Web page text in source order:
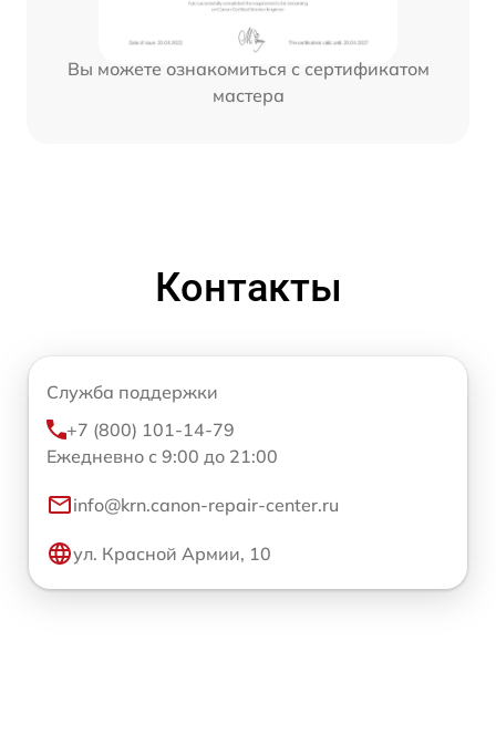
Вы можете ознакомиться с сертификатом
мастера
Контакты
Служба поддержки
+7 (800) 101-14-79
Ежедневно с 9:00 до 21:00
info@krn.canon-repair-center.ru
ул. Красной Армии, 10